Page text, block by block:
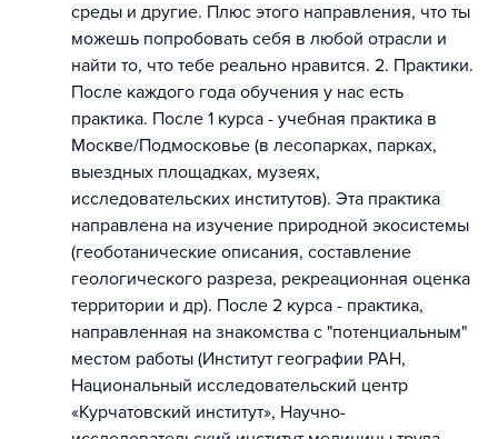
среды и другие. Плюс этого направления, что ты
можешь попробовать себя в любой отрасли и
найти то, что тебе реально нравится. 2. Практики.
После каждого года обучения у нас есть
практика. После 1 курса - учебная практика в
Москве/Подмосковье (в лесопарках, парках,
выездных площадках, музеях,
исследовательских институтов). Эта практика
направлена на изучение природной экосистемы
(геоботанические описания, составление
геологического разреза, рекреационная оценка
территории и др). После 2 курса - практика,
направленная на знакомства с "потенциальным"
местом работы (Институт географии РАН,
Национальный исследовательский центр
«Курчатовский институт», Научно-